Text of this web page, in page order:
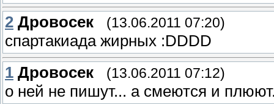
2 Дровосек (13.06.2011 07:20)
спартакиада жирных :DDDD
1 Дровосек (13.06.2011 07:12)
о ней не пишут... а смеются и